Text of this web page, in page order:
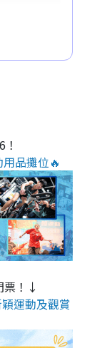
品攤位🔥
票！↓
運動及觀賞